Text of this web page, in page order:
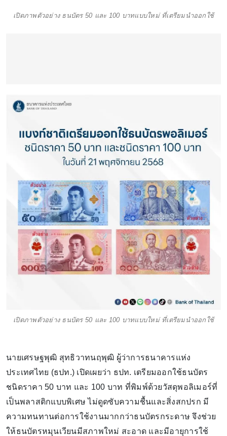
เปิดภาพตัวอย่าง ธนบัตร 50 และ 100 บาทแบบใหม่ ที่เตรียมนำออกใช้
เปิดภาพตัวอย่าง ธนบัตร 50 และ 100 บาทแบบใหม่ ที่เตรียมนำออกใช้
นายเศรษฐพุฒิ สุทธิวาทนฤพุฒิ ผู้ว่าการธนาคารแห่ง
ประเทศไทย (ธปท.) เปิดเผยว่า ธปท. เตรียมออกใช้ธนบัตร
ชนิดราคา 50 บาท และ 100 บาท ที่พิมพ์ด้วยวัสดุพอลิเมอร์ที่
เป็นพลาสติกแบบพิเศษ ไม่ดูดซับความชื้นและสิ่งสกปรก มี
ความทนทานต่อการใช้งานมากกว่าธนบัตรกระดาษ จึงช่วย
ให้ธนบัตรหมุนเวียนมีสภาพใหม่ สะอาด และมีอายุการใช้